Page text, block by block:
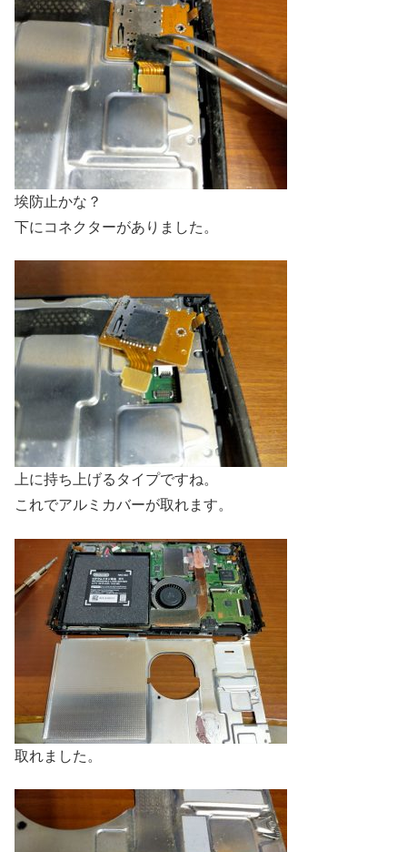
埃防止かな？
下にコネクターがありました。
上に持ち上げるタイプですね。
これでアルミカバーが取れます。
取れました。